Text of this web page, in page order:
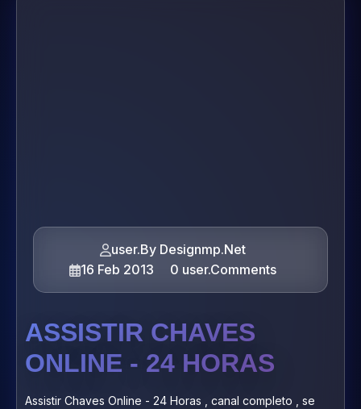
user.By Designmp.Net
16 Feb 2013
0 user.Comments
ASSISTIR CHAVES
ONLINE - 24 HORAS
Assistir Chaves Online - 24 Horas , canal completo , se